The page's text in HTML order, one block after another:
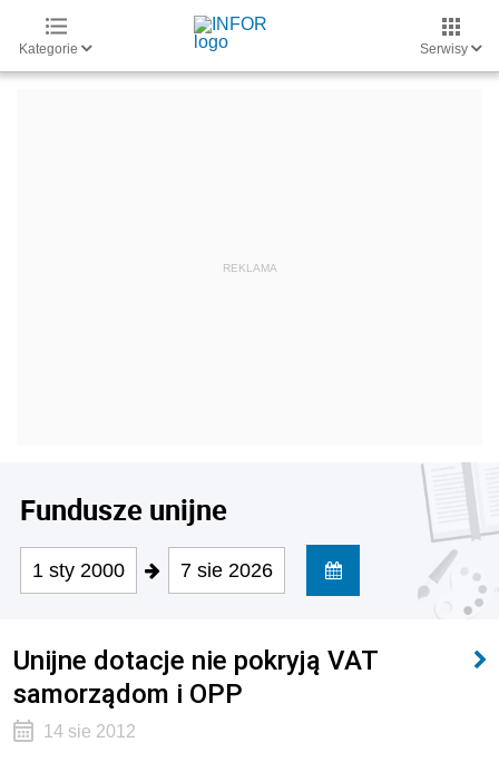
Kategorie Serwisy
Fundusze unijne
1 sty 2000 7 sie 2026
Unijne dotacje nie pokryją VAT
samorządom i OPP
14 sie 2012